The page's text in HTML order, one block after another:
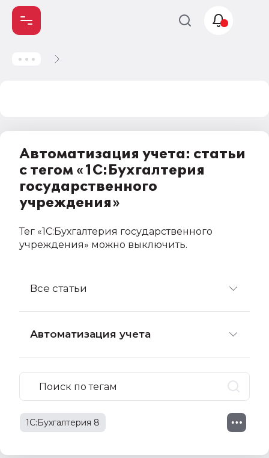
Автоматизация учета: статьи
с тегом «1С:Бухгалтерия
государственного
учреждения»
Тег «1С:Бухгалтерия государственного
учреждения» можно выключить.
Все статьи
Автоматизация учета
1С:Бухгалтерия 8
Учет и